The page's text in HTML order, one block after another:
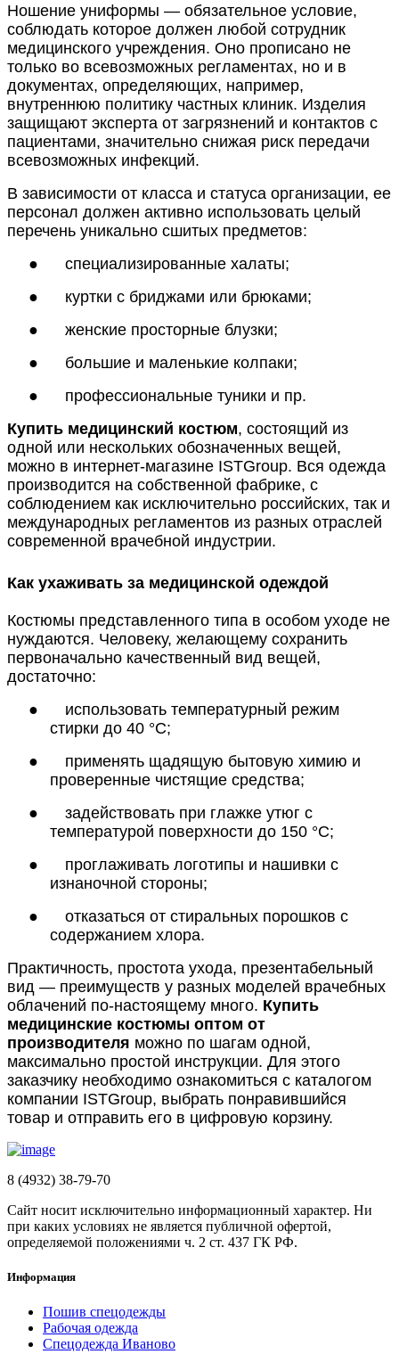
Ношение униформы — обязательное условие,
соблюдать которое должен любой сотрудник
медицинского учреждения. Оно прописано не
только во всевозможных регламентах, но и в
документах, определяющих, например,
внутреннюю политику частных клиник. Изделия
защищают эксперта от загрязнений и контактов с
пациентами, значительно снижая риск передачи
всевозможных инфекций.
В зависимости от класса и статуса организации, ее
персонал должен активно использовать целый
перечень уникально сшитых предметов:
●
специализированные халаты;
●
куртки с бриджами или брюками;
●
женские просторные блузки;
●
большие и маленькие колпаки;
●
профессиональные туники и пр.
Купить медицинский костюм, состоящий из
одной или нескольких обозначенных вещей,
можно в интернет-магазине ISTGroup. Вся одежда
производится на собственной фабрике, с
соблюдением как исключительно российских, так и
международных регламентов из разных отраслей
современной врачебной индустрии.
Как ухаживать за медицинской одеждой
Костюмы представленного типа в особом уходе не
нуждаются. Человеку, желающему сохранить
первоначально качественный вид вещей,
достаточно:
●
использовать температурный режим
стирки до 40 °C;
●
применять щадящую бытовую химию и
проверенные чистящие средства;
●
задействовать при глажке утюг с
температурой поверхности до 150 °C;
●
проглаживать логотипы и нашивки с
изнаночной стороны;
●
отказаться от стиральных порошков с
содержанием хлора.
Практичность, простота ухода, презентабельный
вид — преимуществ у разных моделей врачебных
облачений по-настоящему много. Купить
медицинские костюмы оптом от
производителя можно по шагам одной,
максимально простой инструкции. Для этого
заказчику необходимо ознакомиться с каталогом
компании ISTGroup, выбрать понравившийся
товар и отправить его в цифровую корзину.
8 (4932) 38-79-70
Сайт носит исключительно информационный характер. Ни
при каких условиях не является публичной офертой,
определяемой положениями ч. 2 ст. 437 ГК РФ.
Информация
Пошив спецодежды
Рабочая одежда
Спецодежда Иваново